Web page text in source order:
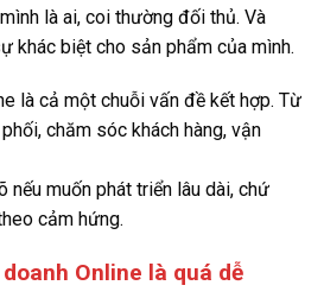
là ai, coi thường đối thủ. Và
khác biệt cho sản phẩm của mình.
là cả một chuỗi vấn đề kết hợp. Từ
chăm sóc khách hàng, vận
nếu muốn phát triển lâu dài, chứ
cảm hứng.
Online là quá dễ